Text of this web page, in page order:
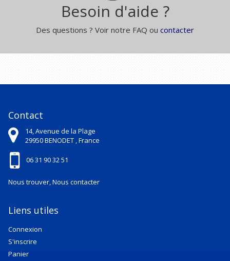
Besoin d'aide ?
Des questions ? Voir notre FAQ ou contacter
Contact
14, Avenue de la Plage
29950BENODET ,France
06 31 90 32 51
Nous trouver, Nous contacter
Liens utiles
Connexion
S'inscrire
Panier